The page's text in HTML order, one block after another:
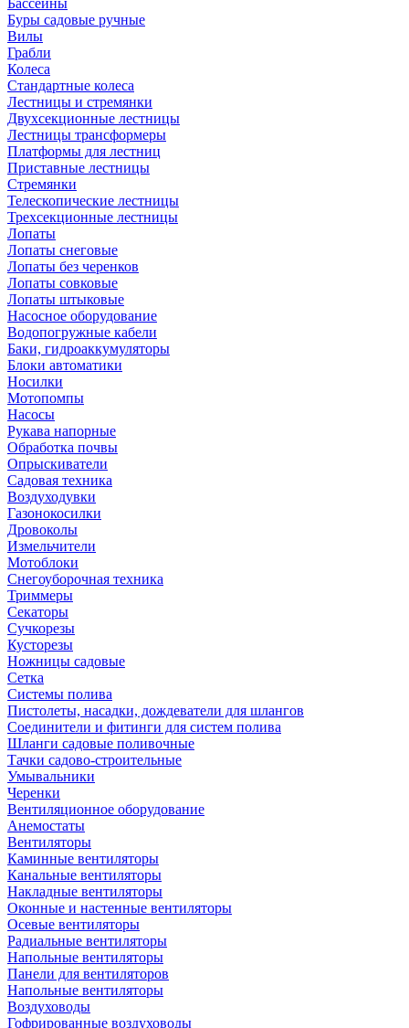
Бассейны
Буры садовые ручные
Вилы
Грабли
Колеса
Стандартные колеса
Лестницы и стремянки
Двухсекционные лестницы
Лестницы трансформеры
Платформы для лестниц
Приставные лестницы
Стремянки
Телескопические лестницы
Трехсекционные лестницы
Лопаты
Лопаты снеговые
Лопаты без черенков
Лопаты совковые
Лопаты штыковые
Насосное оборудование
Водопогружные кабели
Баки, гидроаккумуляторы
Блоки автоматики
Носилки
Мотопомпы
Насосы
Рукава напорные
Обработка почвы
Опрыскиватели
Садовая техника
Воздуходувки
Газонокосилки
Дровоколы
Измельчители
Мотоблоки
Снегоуборочная техника
Триммеры
Секаторы
Сучкорезы
Кусторезы
Ножницы садовые
Сетка
Системы полива
Пистолеты, насадки, дождеватели для шлангов
Соединители и фитинги для систем полива
Шланги садовые поливочные
Тачки садово-строительные
Умывальники
Черенки
Вентиляционное оборудование
Анемостаты
Вентиляторы
Каминные вентиляторы
Канальные вентиляторы
Накладные вентиляторы
Оконные и настенные вентиляторы
Осевые вентиляторы
Радиальные вентиляторы
Напольные вентиляторы
Панели для вентиляторов
Напольные вентиляторы
Воздуховоды
Гофрированные воздуховоды